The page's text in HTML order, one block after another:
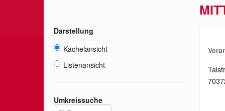
Darstellung
Kachelansicht
Listenansicht
Umkreissuche